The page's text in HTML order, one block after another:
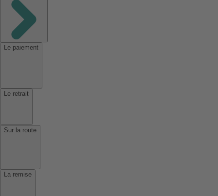
Le paiement
Le retrait
Sur la route
La remise